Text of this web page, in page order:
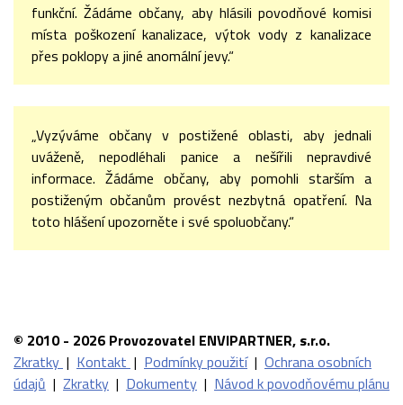
funkční. Žádáme občany, aby hlásili povodňové komisi
místa poškození kanalizace, výtok vody z kanalizace
přes poklopy a jiné anomální jevy.“
„Vyzýváme občany v postižené oblasti, aby jednali
uváženě, nepodléhali panice a nešířili nepravdivé
informace. Žádáme občany, aby pomohli starším a
postiženým občanům provést nezbytná opatření. Na
toto hlášení upozorněte i své spoluobčany.“
© 2010 - 2026 Provozovatel ENVIPARTNER, s.r.o.
Zkratky | Kontakt | Podmínky použití | Ochrana osobních
údajů | Zkratky | Dokumenty | Návod k povodňovému plánu